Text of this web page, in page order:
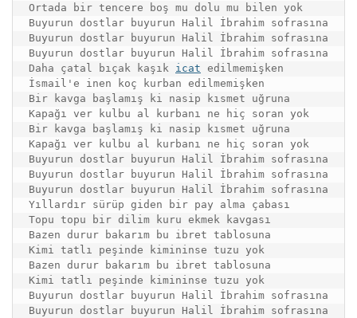
Ortada bir tencere boş mu dolu mu bilen yok
Buyurun dostlar buyurun Halil İbrahim sofrasına
Buyurun dostlar buyurun Halil İbrahim sofrasına
Buyurun dostlar buyurun Halil İbrahim sofrasına
Daha çatal bıçak kaşık icat edilmemişken
İsmail'e inen koç kurban edilmemişken
Bir kavga başlamış ki nasip kısmet uğruna
Kapağı ver kulbu al kurbanı ne hiç soran yok
Bir kavga başlamış ki nasip kısmet uğruna
Kapağı ver kulbu al kurbanı ne hiç soran yok
Buyurun dostlar buyurun Halil İbrahim sofrasına
Buyurun dostlar buyurun Halil İbrahim sofrasına
Buyurun dostlar buyurun Halil İbrahim sofrasına
Yıllardır sürüp giden bir pay alma çabası
Topu topu bir dilim kuru ekmek kavgası
Bazen durur bakarım bu ibret tablosuna
Kimi tatlı peşinde kimininse tuzu yok
Bazen durur bakarım bu ibret tablosuna
Kimi tatlı peşinde kimininse tuzu yok
Buyurun dostlar buyurun Halil İbrahim sofrasına
Buyurun dostlar buyurun Halil İbrahim sofrasına